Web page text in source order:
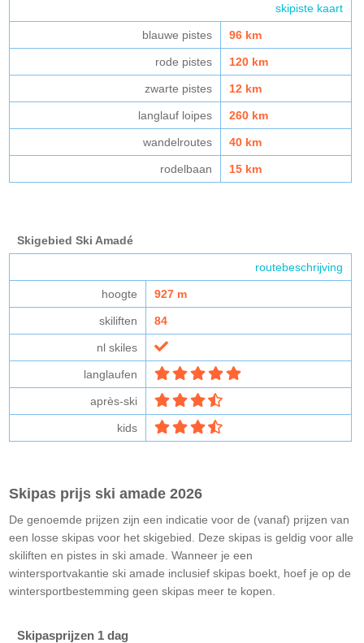
skipiste kaart
blauwe pistes 96 km
rode pistes 120 km
zwarte pistes 12 km
langlauf loipes 260 km
wandelroutes 40 km
rodelbaan 15 km
Skigebied Ski Amadé
routebeschrijving
hoogte 927 m
skiliften 84
nl skiles
langlaufen
après-ski
kids
Skipas prijs ski amade 2026
De genoemde prijzen zijn een indicatie voor de (vanaf) prijzen van
een losse skipas voor het skigebied. Deze skipas is geldig voor alle
skiliften en pistes in ski amade. Wanneer je een
wintersportvakantie ski amade inclusief skipas boekt, hoef je op de
wintersportbestemming geen skipas meer te kopen.
Skipasprijzen 1 dag